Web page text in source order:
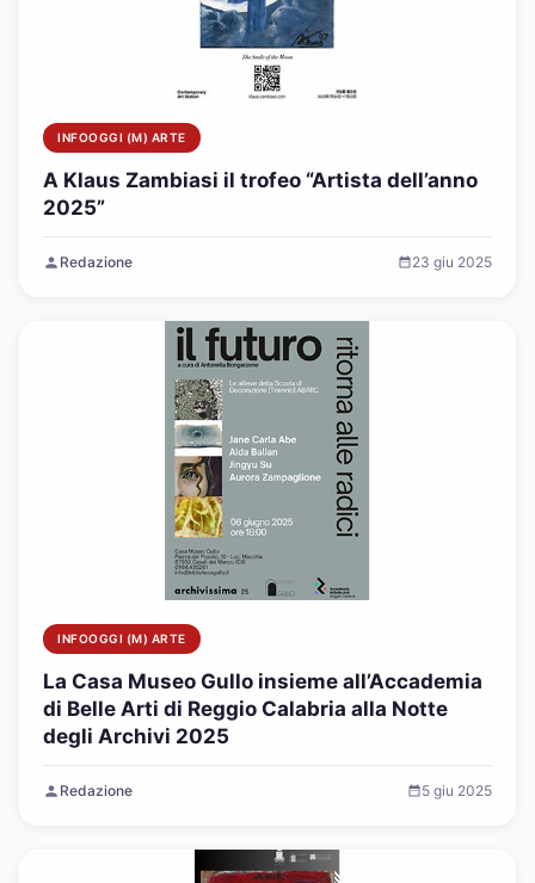
INFOOGGI (M) ARTE
A Klaus Zambiasi il trofeo “Artista dell’anno
2025”
Redazione 23 giu 2025
INFOOGGI (M) ARTE
La Casa Museo Gullo insieme all’Accademia
di Belle Arti di Reggio Calabria alla Notte
degli Archivi 2025
Redazione 5 giu 2025